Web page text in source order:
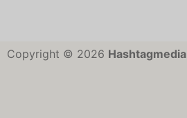
Copyright © 2026 Hashtagmedia